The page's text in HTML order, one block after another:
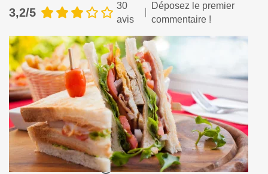
3,2/5
30
avis
Déposez le premier
commentaire !
25 min
●